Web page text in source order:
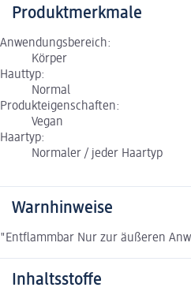
Produktmerkmale
Anwendungsbereich:
Körper
Hauttyp:
Normal
Produkteigenschaften:
Vegan
Haartyp:
Normaler / jeder Haartyp
Warnhinweise
"Entflammbar Nur zur äußeren
Inhaltsstoffe